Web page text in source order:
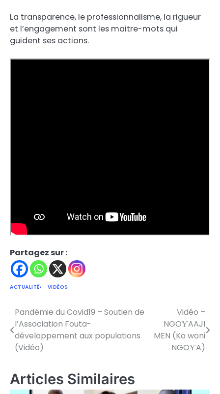
La transparence, le professionnalisme, la rigueur
et l’engagement sont les maitre-mots qui
guident ses actions.
Partagez sur :
ACTUALITÉ VIDÉOS
Navigation
de
l’article
Pandémie du Covid19 – Soutien de
l’Association Fouta-
développement aux populations
(Vidéo)
Vidéo –
NGOƳAAJI
MEN (Ko woni
NGOƳA)
Articles Similaires